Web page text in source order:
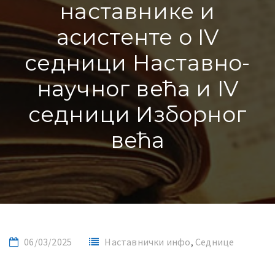
наставнике и
асистенте о IV
седници Наставно-
научног већа и IV
седници Изборног
већа
06/03/2025 Наставнички инфо, Седнице